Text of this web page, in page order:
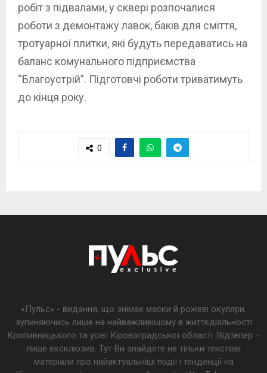
робіт з підвалами, у сквері розпочалися
роботи з демонтажу лавок, баків для сміття,
тротуарної плитки, які будуть передаватись на
баланс комунального підприємства
“Благоустрій”. Підготовчі роботи триватимуть
до кінця року.
0
«Пульс» - видання, що знімає маски й рожеві окуляри,
зупиняючись лише на найважливішому в життєдіяльності
Кропивницького та усієї Кіровоградської області. Відтепер –
лише ексклюзив. Тут Ви знайдете не тільки текстові
матеріали про найактуальніші події і тенденції на